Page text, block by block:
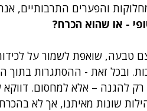
והפערים התרבותיים,
- או שהוא הכרח?
טבעה, שואפת לשמור על
ובכל זאת - ההסתגרות בתוך
להגנה – אלא למחסום.
שונות מאיתנו, אך לא